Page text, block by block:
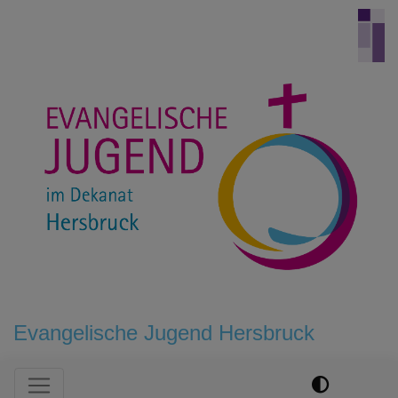
Evangelische Jugend Hersbruck
Hauptnavigation